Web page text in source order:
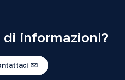
di informazioni?